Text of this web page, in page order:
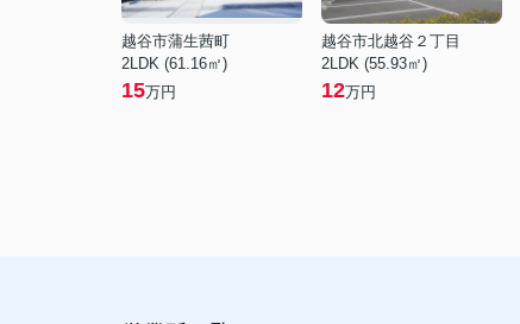
越谷市蒲生茜町
2LDK (61.16㎡)
15万円
越谷市北越谷２丁目
2LDK (55.93㎡)
12万円